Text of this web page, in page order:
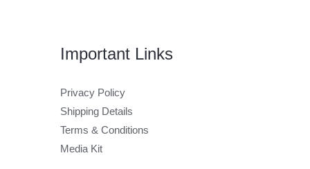
Important Links
Privacy Policy
Shipping Details
Terms & Conditions
Media Kit